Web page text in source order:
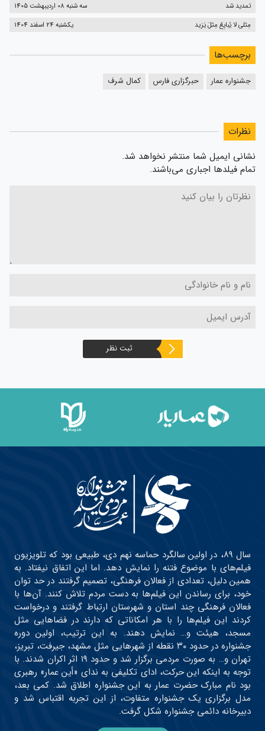
تمدید شد
سه شنبه 08 اردیبهشت 1405
مِثلی لا یُبایِعُ مِثلَ یَزید
یکشنبه 24 اسفند 1404
برچسب‌ها
جشنواره عمار حبرگزاری فارس کمال شرف
نظرات
نشانی ایمیل شما منتشر نخواهد شد.
تمام فیلدها اجباری می‌باشند.
ثبت نظر
سال ۸۹، در اولین سالگرد حماسه نهم دی، طبیعی بود که تلویزیون
فیلم‌های با موضوع فتنه را نمایش دهد. اما این اتفاق نیفتاد. به
همین دلیل، تعدادی از فعالان فرهنگی، تصمیم گرفتند در حد توان
خود، برای رساندن این فیلم‌ها به دست مردم تلاش کنند. آن‌ها با
فعالان فرهنگی چند استان و شهرستان ارتباط گرفتند و درخواست
کردند این فیلم‌ها را با هر امکاناتی که دارند در فضاهایی مثل
مسجد، هیئت و… نمایش دهند. به این ترتیب، اولین دوره
جشنواره در حدود ۳۰ نقطه از شهرهایی مثل مشهد، جیرفت، تبریز،
تهران و… به صورت مردمی برگزار شد و حدود ۱۹ اثر اکران شدند. با
توجه به اینکه این حرکت، ادای تکلیفی به ندای «أین عمار» رهبری
بود نام مبارک حضرت عمار به این جشنواره اطلاق شد. کمی بعد،
مدل برگزاری یک جشنواره متفاوت، از این تجربه اقتباس شد و
دبیرخانه دائمی جشنواره شکل گرفت.